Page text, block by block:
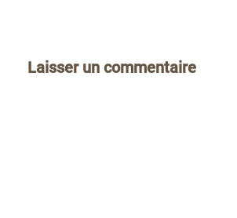
Laisser un commentaire